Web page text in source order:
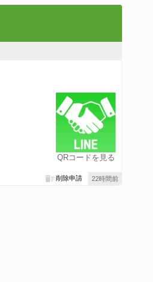
QRコードを見る
22時間前
削除申請